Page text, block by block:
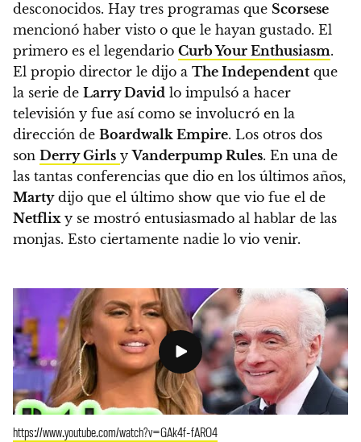
desconocidos. Hay tres programas que Scorsese
mencionó haber visto o que le hayan gustado. El
primero es el legendario Curb Your Enthusiasm.
El propio director le dijo a The Independent que
la serie de Larry David lo impulsó a hacer
televisión y fue así como se involucró en la
dirección de Boardwalk Empire. Los otros dos
son Derry Girls yVanderpump Rules. En una de
las tantas conferencias que dio en los últimos años,
Martydijo que el último show que vio fue el de
Netflixy se mostró entusiasmado al hablar de las
monjas. Esto ciertamente nadie lo vio venir.
https://www.youtube.com/watch?v=GAk4f-fARO4